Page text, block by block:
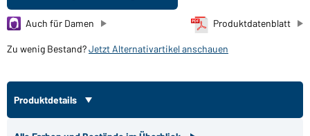
Produktdatenblatt
Auch für Damen
Zu wenig Bestand?Jetzt Alternativartikel anschauen
Produktdetails